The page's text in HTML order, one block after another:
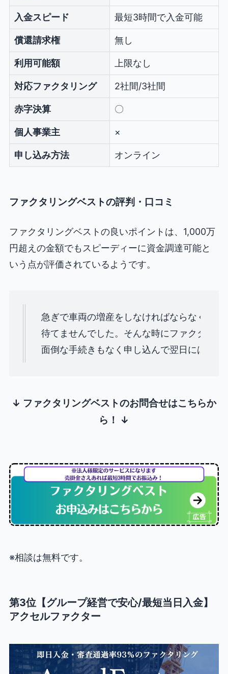
入金スピード 最短3時間で入金可能
償還請求権 無し
利用可能額 上限なし
対応ファクタリング 2社間/3社間
赤字決算 〇
個人事業主 ×
申し込み方法 オンライン
ファクタリングベストの評判・口コミ
ファクタリングベストの良いポイントは、1,000万
円超えの金額でもスピーディーに資金調達可能と
いう点が評価されているようです。
急ぎで車両の増産をしなければならなくな
待てませんでした。そんな時にファクタリン
面倒な手続きもなく申し込んで翌日には口
↓ ファクタリングベストのお問合せはこちらか
ら！ ↓
※相談は無料です。
第3位【グループ経営で安心/最短当日入金】
アクセルファクター